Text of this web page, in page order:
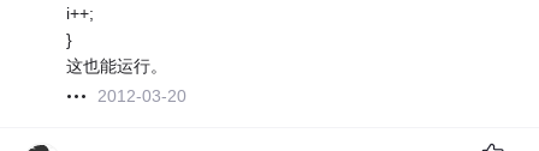
i++;
}
这也能运行。
2012-03-20